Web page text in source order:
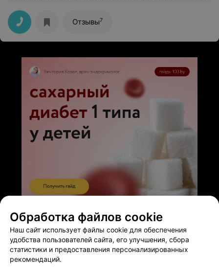
Замечательный и отзывчивый врач. Каждый визит все
подробно рассказывала, успокаивала и ребёнок не
боялся, а с удовольствием шёл на контакт. Очень
благодарна за лечение и пояснения по диагнозу.
Благодаря таким врачам тревожных родителей будет
Отзывы7
Обработка файлов cookie
Наш сайт использует файлы cookie для обеспечения
удобства пользователей сайта, его улучшения, сбора
статистики и предоставления персонализированных
рекомендаций.